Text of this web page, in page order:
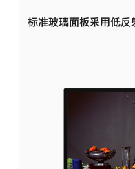
标准玻璃面板采用低反